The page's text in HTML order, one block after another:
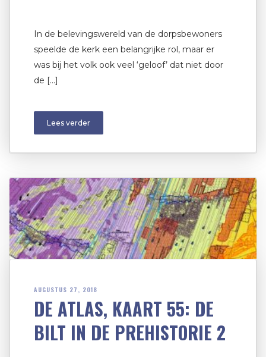
In de belevingswereld van de dorpsbewoners
speelde de kerk een belangrijke rol, maar er
was bij het volk ook veel ‘geloof’ dat niet door
de […]
Lees verder
AUGUSTUS 27, 2018
DE ATLAS, KAART 55: DE
BILT IN DE PREHISTORIE 2